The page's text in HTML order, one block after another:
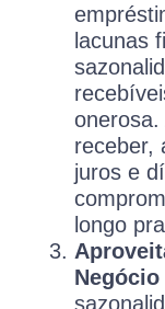
lacunas
receber,
juros e
longo
Negócio